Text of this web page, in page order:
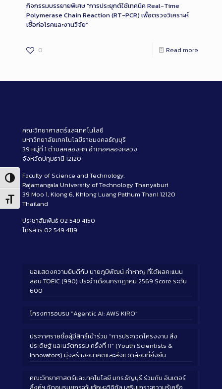
Toggle High Contrast
Toggle Font size
กิจกรรมบรรยายพิเศษ “การประยุกต์ใช้เทคนิค Real-Time
Polymerase Chain Reaction (RT-PCR) เพื่อตรวจวิเคราะห์
เชื้อก่อโรคและงานวิจัย”
0 Read more
คณะวิทยาศาสตร์และเทคโนโลยี
มหาวิทยาลัยเทคโนโลยีราชมงคลธัญบุรี
39 หมู่ที่ 1 ตำบลคลองหก อำเภอคลองหลวง
จังหวัดปทุมธานี 12120
Faculty of Science and Technology,
Rajamangala University of Technology Thanyaburi
39 Moo 1, Klong 6, Khlong Luang Pathum Thani 12120
Thailand
ประชาสัมพันธ์ 02 549 4150
โทรสาร 02 549 4119
ขอแสดงความยินดีกับ นายภูมิพัฒน์ คำหาญ ที่ได้ผลคะแนน
สอบ TOEIC (990) ประจำเดือนกรกฎาคม 2569 Score ระดับ
600
โครงการอบรม “Agentic AI: AWS KIRO”
ประกาศรายชื่อผู้มีสิทธิ์เข้าร่วม “การประกวดโครงงาน สิ่ง
ประดิษฐ์ และนวัตกรรม ครั้งที่ 11” (Youth Scientists &
Innovators) มุ่งสร้างอนาคตและสิ่งแวดล้อมที่ยั่งยืน
คณะวิทยาศาสตร์และเทคโนโลยี มทร.ธัญบุรี ร่วมกับ อินเตอร์
ลิ้งค์ฯ จัดอบรมยกระดับทักษะดิจิทัล เสริมเกราะความรู้เครือ